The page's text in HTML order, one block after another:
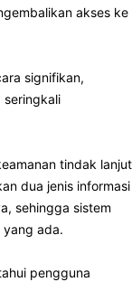
akses ke
signifikan,
seringkali
tindak lanjut
dua jenis informasi
sehingga sistem
ada.
pengguna